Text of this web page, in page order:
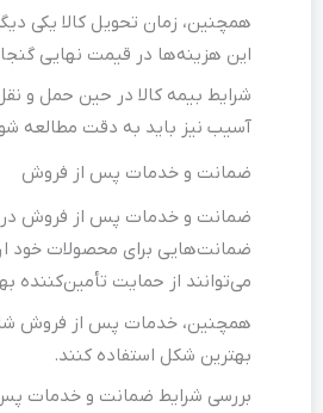
همچنین، زمان تحویل کالا یکی
این هزینه‌ها در قیمت نهایی
شرایط بیمه کالا در حین حمل و
آسیب نیز باید به دقت مطالعه
ضمانت و خدمات پس از فروش
ضمانت و خدمات پس از فروش در
ضمانت‌هایی برای محصولات خود
می‌توانند از حمایت تأمین‌کننده
همچنین، خدمات پس از فروش
بهترین شکل استفاده کنند.
بررسی شرایط ضمانت و خدمات پس